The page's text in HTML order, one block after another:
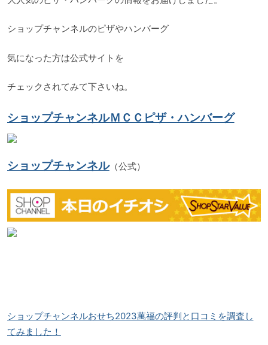
ショップチャンネルのピザやハンバーグ
気になった方は公式サイトを
チェックされてみて下さいね。
ショップチャンネルＭＣＣピザ・ハンバーグ
ショップチャンネル（公式）
ショップチャンネルおせち2023萬福の評判と口コミを調査し
てみました！